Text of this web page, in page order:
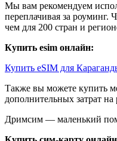
Мы вам рекомендуем
переплачивая за роуминг.
чем для 200 стран и
Купить esim онлайн:
Купить eSIM для
Также вы можете купить
дополнительных затрат на
Дримсим — маленький